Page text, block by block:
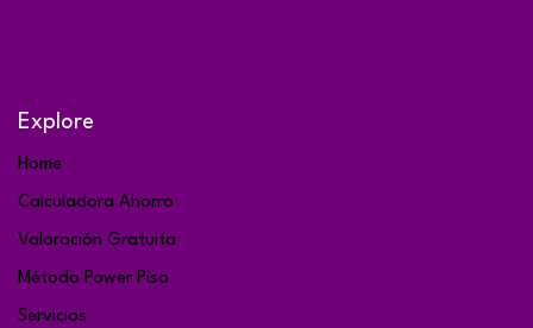
Explore
Home
Calculadora Ahorro
Valoración Gratuita
Método Power Piso
Servicios